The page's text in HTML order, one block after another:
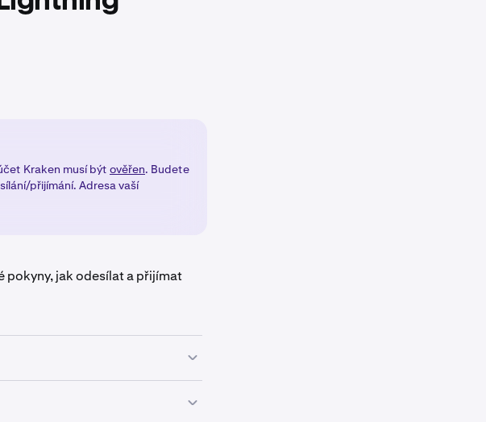
Kraken musí být ověřen. Budete
přijímání. Adresa vaší
pokyny, jak odesílat a přijímat
na tlačítko